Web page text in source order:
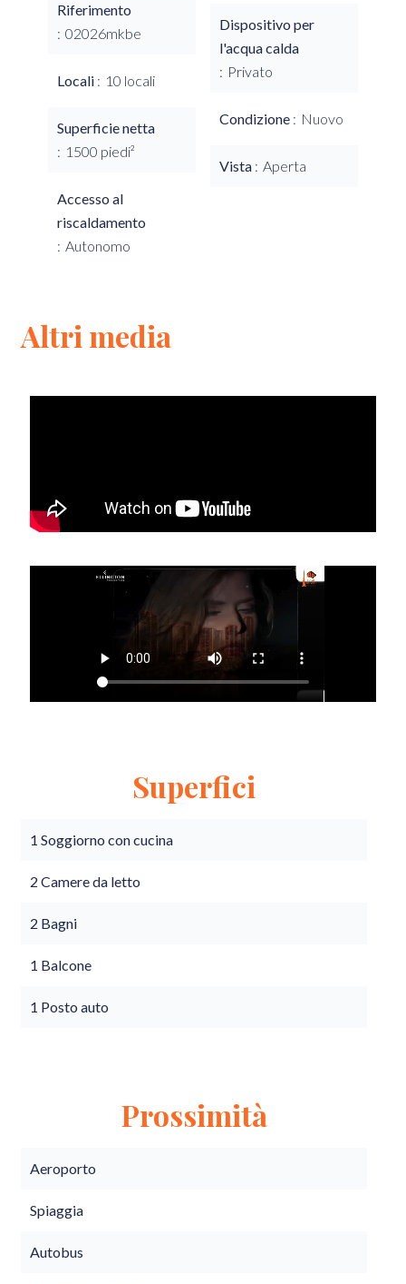
Riferimento
02026mkbe
Locali 10 locali
Superficie netta
1500 piedi²
Accesso al
riscaldamento
Autonomo
Dispositivo per
l'acqua calda
Privato
Condizione Nuovo
Vista Aperta
Altri media
Superfici
1 Soggiorno con cucina
2 Camere da letto
2 Bagni
1 Balcone
1 Posto auto
Prossimità
Aeroporto
Spiaggia
Autobus